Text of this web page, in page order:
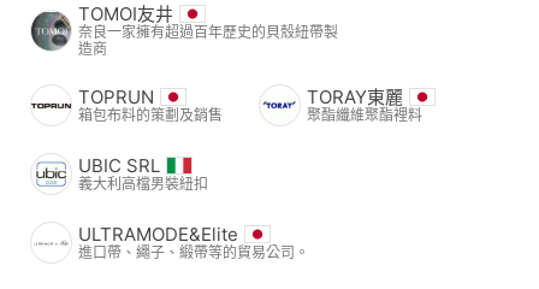
TOMOI友井
奈良一家擁有超過百年歷史的貝殼紐帶製
造商
TOPRUN
箱包布料的策劃及銷售
TORAY東麗
聚酯纖維聚酯裡料
UBIC SRL
義大利高檔男裝紐扣
ULTRAMODE&Elite
進口帶、繩子、緞帶等的貿易公司。